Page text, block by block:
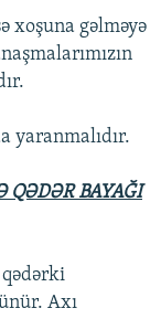
xoşuna gəlməyə
yaranmalıdır.
QƏDƏR BAYAĞI
Axı